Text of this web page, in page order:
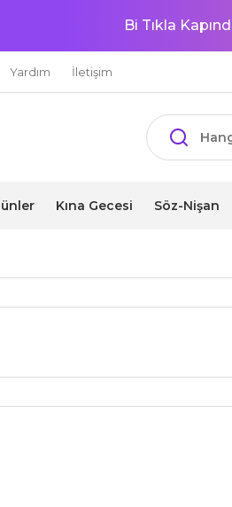
Bi Tıkla
Yardım İletişim
Kına Gecesi Söz-Nişan